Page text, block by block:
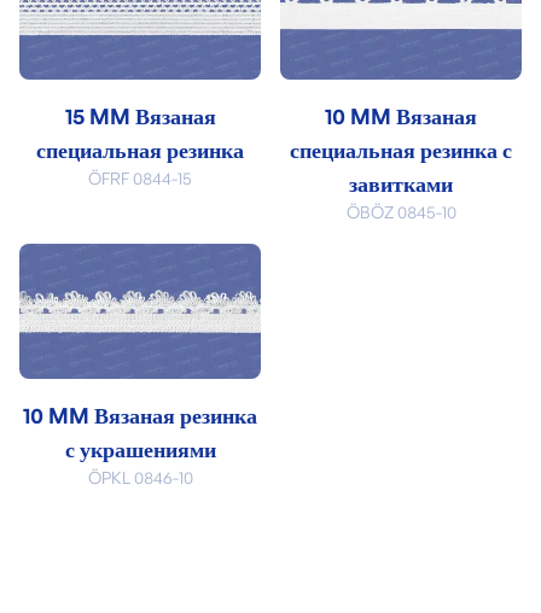
15 MM Вязаная
специальная резинка
ÖFRF 0844-15
10 MM Вязаная
специальная резинка с
завитками
ÖBÖZ 0845-10
10 MM Вязаная резинка
с украшениями
ÖPKL 0846-10